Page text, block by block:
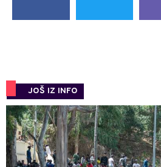
JOŠ IZ INFO